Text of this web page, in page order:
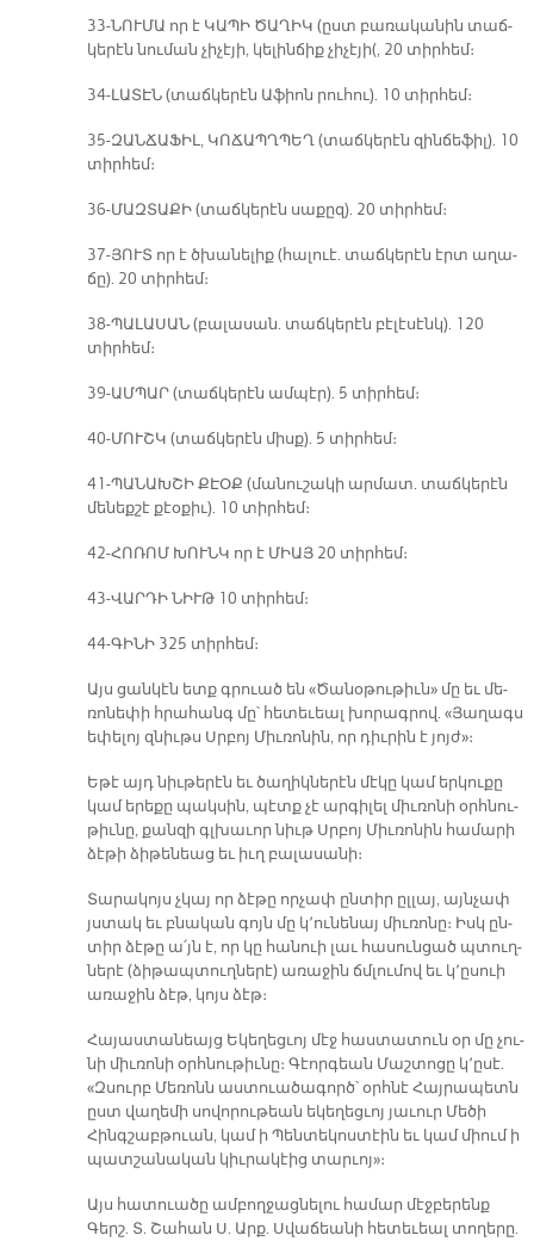
33-ՆՈՒ­ՄԱ որ է ԿԱՊԻ ԾԱՂԻԿ (ըստ բա­ռա­կա­նին տաճ­
կե­րէն նու­ման չի­չէ­յի, կե­լին­ճիք չի­չէ­յի(, 20 տիր­հեմ։
34-ԼԱ­ՏԷՆ (տաճ­կե­րէն Ա­ֆիոն րու­հու). 10 տիր­հեմ։
35-ԶԱՆ­ՃԱ­ՖԻԼ, ԿՈՃԱՊՂՊԵՂ (տաճ­կե­րէն զին­ճեֆիլ). 10
տիր­հեմ։
36-ՄԱԶ­ՏԱ­ՔԻ (տաճ­կե­րէն սա­քըզ). 20 տիր­հեմ։
37-ՅՈՒՏ որ է ծխա­նե­լիք (հա­լուէ. տաճ­կե­րէն էրտ ա­ղա­
ճը). 20 տիր­հեմ։
38-ՊԱ­ԼԱ­ՍԱՆ (բա­լա­սան. տաճ­կե­րէն բէ­լէ­սէնկ). 120
տիր­հեմ։
39-ԱՄ­ՊԱՐ (տաճ­կե­րէն ամ­պէր). 5 տիր­հեմ։
40-ՄՈՒՇԿ (տաճ­կե­րէն միսք). 5 տիր­հեմ։
41-ՊԱ­ՆԱԽ­ՇԻ ՔԷՕՔ (մա­նու­շա­կի ար­մատ. տաճ­կե­րէն
մե­նեք­շէ քէօ­քիւ). 10 տիր­հեմ։
42-ՀՈ­ՌՈՄ ԽՈՒՆԿ որ է ՄԻԱՅ 20 տիր­հեմ։
43-ՎԱՐ­ԴԻ ՆԻՒԹ 10 տիր­հեմ։
44-ԳԻ­ՆԻ 325 տիր­հեմ։
Այս ցան­կէն ետք գրուած են «Ծա­նօ­թու­թիւն» մը եւ մե­
ռո­նե­փի հրա­հանգ մը՝ հե­տե­ւեալ խո­րագ­րով. «Յա­ղագս
ե­փե­լոյ զնիւթս Սրբոյ Միւ­ռո­նին, որ դիւ­րին է յոյժ»։­
Ե­թէ այդ նիւ­թե­րէն եւ ծա­ղիկ­նե­րէն մէ­կը կամ եր­կու­քը
կամ ե­րե­քը պակ­սին, պէտք չէ ար­գի­լել միւ­ռո­նի օրհ­նու­
թիւ­նը, քան­զի գլխա­ւոր նիւթ Սրբոյ Միւ­ռո­նին հա­մա­րի
ձէ­թի ձի­թե­նեաց եւ իւղ բա­լա­սա­նի։
Տա­րա­կոյս չկայ որ ձէ­թը որ­չափ ըն­տիր ըլ­լայ, այն­չափ
յստակ եւ բնա­կան գոյն մը կ՚ու­նե­նայ միւ­ռո­նը։ Իսկ ըն­
տիր ձէ­թը ա՛յն է, որ կը հա­նուի լաւ հա­սուն­ցած պտուղ­
նե­րէ (ձի­թապ­տուղ­նե­րէ) ա­ռա­ջին ճմլու­մով եւ կ՚ը­սուի
ա­ռա­ջին ձէթ, կոյս ձէթ։
Հա­յաս­տա­նեայց Ե­կե­ղեց­ւոյ մէջ հաս­տա­տուն օր մը չու­
նի միւ­ռո­նի օրհ­նու­թիւ­նը։ Գէոր­գեան Մաշ­տո­ցը կ՚ը­սէ.
«Զսուրբ Մե­ռոնն աս­տուա­ծա­գործ՝ օրհ­նէ Հայ­րա­պետն
ըստ վա­ղե­մի սո­վո­րու­թեան ե­կե­ղեց­ւոյ յա­ւուր Մե­ծի
Հինգ­շաբ­թուան, կամ ի Պեն­տե­կոս­տէին եւ կամ միում ի
պատ­շա­նա­կան կիւ­րա­կէից տար­ւոյ»։­
Այս հա­տուա­ծը ամ­բող­ջաց­նե­լու հա­մար մէջ­բե­րենք
Գերշ. Տ. Շա­հան Ս. Արք. Սվա­ճեա­նի հե­տե­ւեալ տո­ղե­րը.